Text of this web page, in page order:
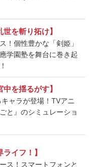
世を斬り拓け】
！個性豊かな「剣姫」
学園塾を舞台に巻き起
中を揺るがす】
ャラが登場！TVアニ
と』のシミュレーショ
ライフ！】
ス！スマートフォンと